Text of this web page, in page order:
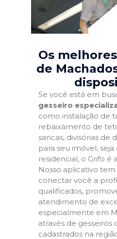
Os
de
Se você está em
gesseiro
como instalação de
rebaixamento de
sancas, divisórias de
para seu imóvel,
residencial, o Grifo é
Nosso aplicativo
conectar você a
qualificados,
atendimento de
especialmente em
através de gesseiros
cadastrados na